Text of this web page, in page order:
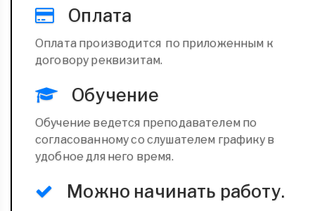
Оплата
Оплата производится по приложенным к
договору реквизитам.
Обучение
Обучение ведется преподавателем по
согласованному со слушателем графику в
удобное для него время.
Можно начинать работу.